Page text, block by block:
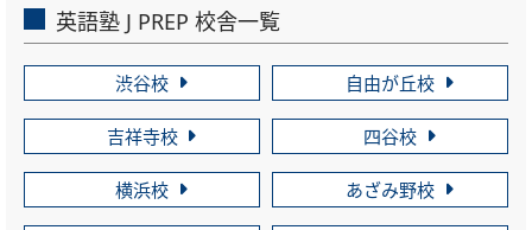
英語塾 J PREP 校舎一覧
渋谷校 自由が丘校
吉祥寺校 四谷校
横浜校 あざみ野校